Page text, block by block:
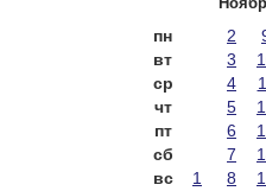
пн 2
вт
3
ср
4
чт
5
пт
6
сб
7
вс
1 8